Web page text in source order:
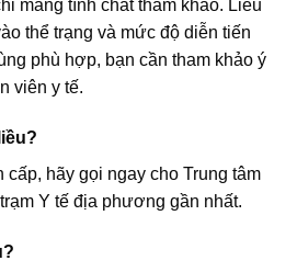
mang tính chất tham khảo. Liều
thể trạng và mức độ diễn tiến
phù hợp, bạn cần tham khảo ý
viên y tế.
hãy gọi ngay cho Trung tâm
Y tế địa phương gần nhất.